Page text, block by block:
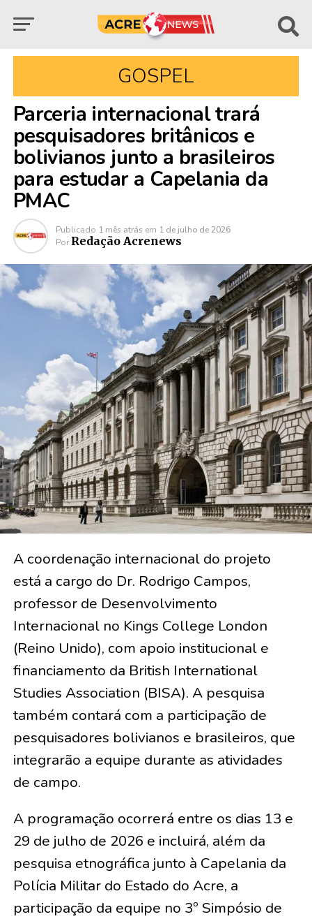
GOSPEL
Parceria internacional trará
pesquisadores britânicos e
bolivianos junto a brasileiros
para estudar a Capelania da
PMAC
Publicado 1 mês atrás em 1 de julho de 2026
Por Redação Acrenews
A coordenação internacional do projeto
está a cargo do Dr. Rodrigo Campos,
professor de Desenvolvimento
Internacional no Kings College London
(Reino Unido), com apoio institucional e
financiamento da British International
Studies Association (BISA). A pesquisa
também contará com a participação de
pesquisadores bolivianos e brasileiros, que
integrarão a equipe durante as atividades
de campo.
A programação ocorrerá entre os dias 13 e
29 de julho de 2026 e incluirá, além da
pesquisa etnográfica junto à Capelania da
Polícia Militar do Estado do Acre, a
participação da equipe no 3º Simpósio de